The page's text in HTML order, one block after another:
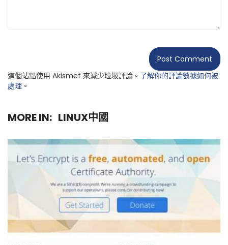
這個站點使用 Akismet 來減少垃圾評論。 了解你的評論數據如何被
處理 。
MORE IN: LINUX中國